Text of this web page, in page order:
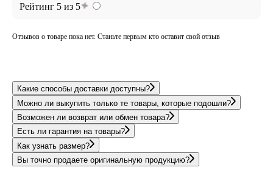
Рейтинг 5 из 5
Отзывов о товаре пока нет. Станьте первым кто оставит свой отзыв
Какие способы доставки доступны?
Можно ли выкупить только те товары, которые подошли?
Возможен ли возврат или обмен товара?
Есть ли гарантия на товары?
Как узнать размер?
Вы точно продаете оригинальную продукцию?